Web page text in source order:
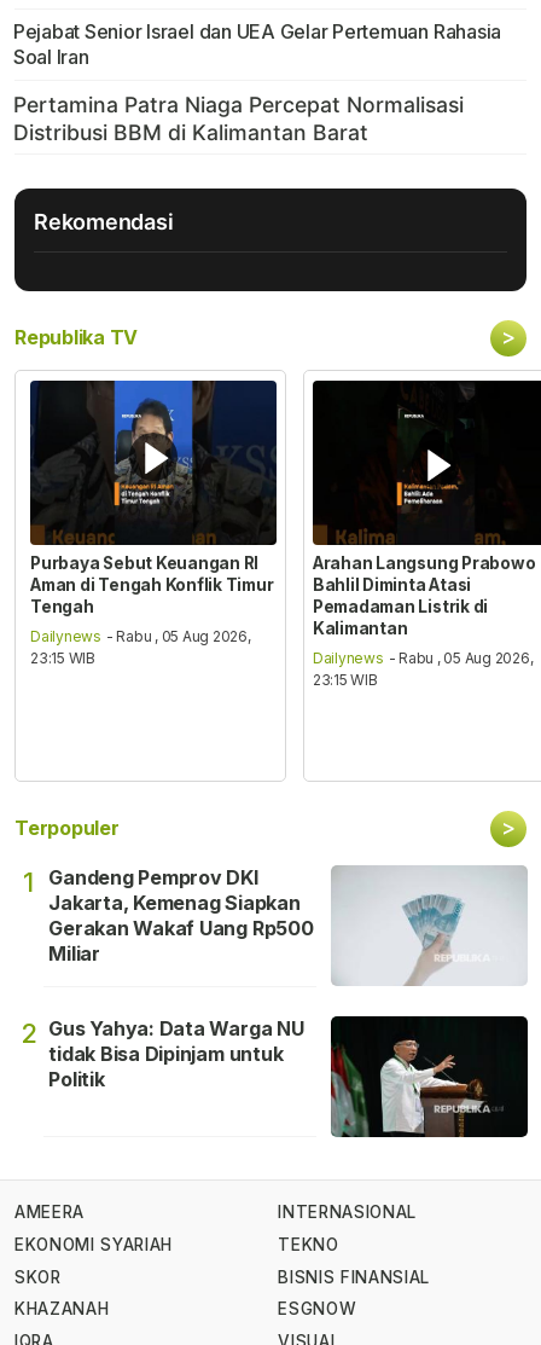
Pejabat Senior Israel dan UEA Gelar Pertemuan Rahasia
Soal Iran
Rekomendasi
Republika TV >
Purbaya Sebut Keuangan RI
Aman di Tengah Konflik Timur
Tengah
Dailynews - Rabu , 05 Aug 2026,
23:15 WIB
Arahan Langsung Prabowo
Bahlil Diminta Atasi
Pemadaman Listrik di
Kalimantan
Dailynews - Rabu , 05 Aug 2026,
23:15 WIB
Terpopuler >
1
Gandeng Pemprov DKI
Jakarta, Kemenag Siapkan
Gerakan Wakaf Uang Rp500
Miliar
2 Gus Yahya: Data Warga NU
tidak Bisa Dipinjam untuk
Politik
AMEERA
EKONOMI SYARIAH
SKOR
KHAZANAH
INTERNASIONAL
TEKNO
BISNIS FINANSIAL
ESGNOW